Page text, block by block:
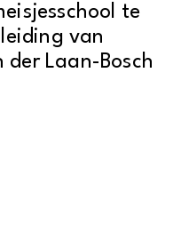
te
van
der Laan-Bosch